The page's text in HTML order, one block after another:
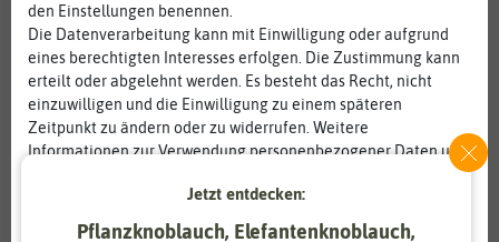
den Einstellungen benennen.
Die Datenverarbeitung kann mit Einwilligung oder aufgrund
eines berechtigten Interesses erfolgen. Die Zustimmung kann
erteilt oder abgelehnt werden. Es besteht das Recht, nicht
einzuwilligen und die Einwilligung zu einem späteren
Zeitpunkt zu ändern oder zu widerrufen. Weitere
Informationen zur Verwendung personenbezogener Daten und
Essenziell Statistik
Jetzt entdecken:
Pflanzknoblauch, Elefantenknoblauch,